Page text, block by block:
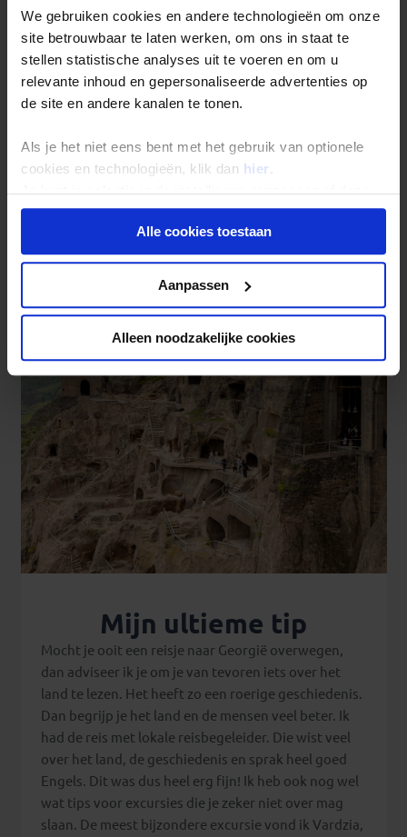
We gebruiken cookies en andere technologieën om onze
site betrouwbaar te laten werken, om ons in staat te
stellen statistische analyses uit te voeren en om u
relevante inhoud en gepersonaliseerde advertenties op
de site en andere kanalen te tonen.
Als je het niet eens bent met het gebruik van optionele
cookies en technologieën, klik dan hier .
Je kunt je selectie in de instellingen aanpassen of deze
onder aan de pagina op elk gewenst moment voor de
toekomst wijzigen.Alle cookies toestaan
Aanpassen
Alleen noodzakelijke cookies
mooie vergezichten. Ook zijn de forten en kerken
de moeite waard. Die zijn altijd gelegen op de
mooiste plekken! Het land is aan de ene kant heel
modern en aan de andere kant zie je de oude
Sovjetgebouwen. In Kutaisi staan oude houten
huizen gezellig schots en scheef aan de rivieroever
statige 19e eeuwse architectuur. Er wordt heerlijk
gekookt in de guesthouses, waar de Georgische
Ushguli per Four-wheel drive is fantastisch, daar
heeft de tijd echt stil gestaan!
Mijn ultieme tip
Mocht je ooit een reisje naar Georgië overwegen,
dan adviseer ik je om je van tevoren iets over het
land te lezen. Het heeft zo een roerige geschiedenis.
Dan begrijp je het land en de mensen veel beter. Ik
had de reis met lokale reisbegeleider. Die wist veel
over het land, de geschiedenis en sprak heel goed
Engels. Dit was dus heel erg fijn! Ik heb ook nog wel
wat tips voor excursies die je zeker niet over mag
slaan. De meest bijzondere excursie vond ik Vardzia,